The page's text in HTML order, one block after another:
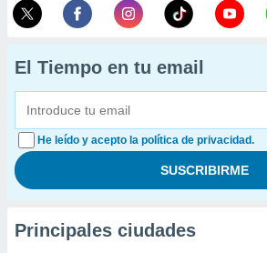
El Tiempo en tu email
He leído y acepto la política de privacidad.
Principales ciudades